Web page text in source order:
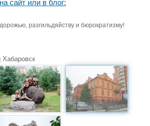
сайт или в блог:
разгильдяйству и бюрократизму!
Хабаровск